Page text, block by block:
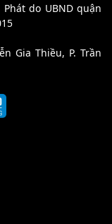
do UBND quận
Gia Thiều, P. Trần